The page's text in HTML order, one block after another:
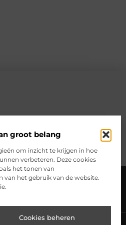
groot belang
om inzicht te krijgen in hoe
verbeteren. Deze cookies
het tonen van
van het gebruik van de website.
Cookies beheren
Cookiebeleid (EU)
kunt genereren